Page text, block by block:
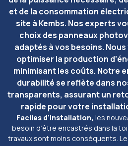
et de la consommation
site à Kembs. Nos experts
choix des panneaux
adaptés à vos besoins.
optimiser la production
minimisant les coûts. Notre
durabilité se reflète dans
transparents, assurant un
rapide pour votre
Faciles d’installation, les
besoin d’être encastrés dans la
travaux sont moins conséquents.